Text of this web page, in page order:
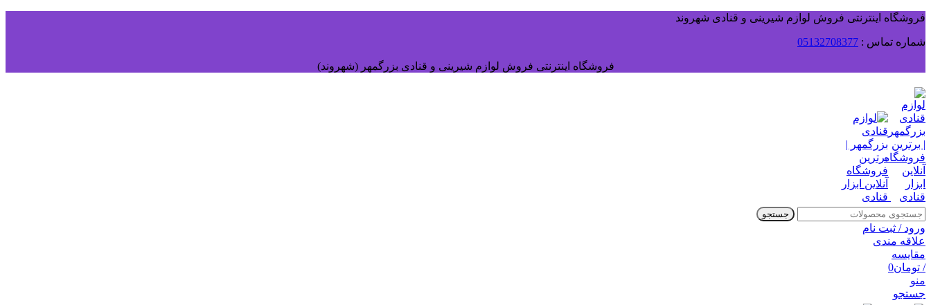
فروشگاه اینترنتی فروش لوازم شیرینی و قنادی شهروند
شماره تماس : 05132708377
فروشگاه اینترنتی فروش لوازم شیرینی و قنادی بزرگمهر (شهروند)
جستجو
ورود / ثبت نام
علاقه مندی
مقایسه
/ تومان0
منو
جستجو